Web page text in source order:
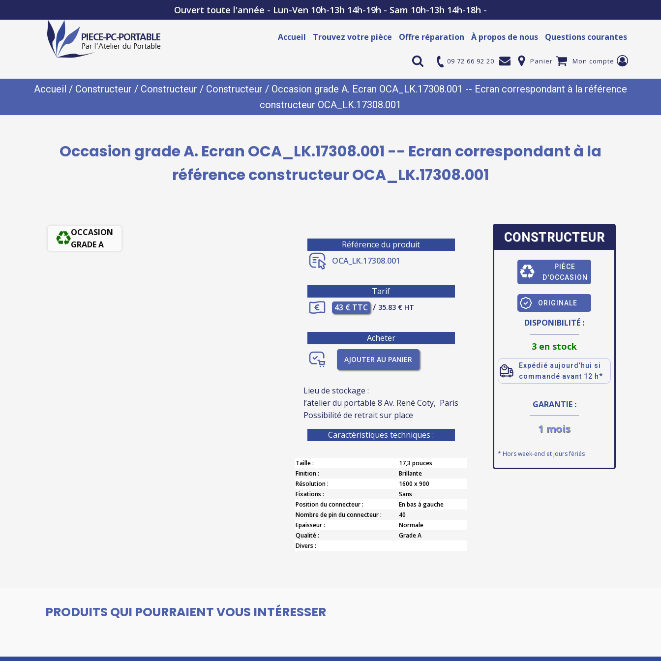
Ouvert toute l'année - Lun-Ven 10h-13h 14h-19h - Sam 10h-13h 14h-18h -
Accueil Trouvez votre pièce Offre réparation À propos de nous Questions courantes
09 72 66 92 20 Panier Mon compte
Accueil / Constructeur / Constructeur / Constructeur / Occasion grade A. Ecran OCA_LK.17308.001 -- Ecran correspondant à la référence
constructeur OCA_LK.17308.001
Occasion grade A. Ecran OCA_LK.17308.001 -- Ecran correspondant à la
référence constructeur OCA_LK.17308.001
OCCASION
GRADE A
Référence du produit
OCA_LK.17308.001
Tarif
43 € TTC / 35.83 € HT
Acheter
AJOUTER AU PANIER
Lieu de stockage :
l’atelier du portable 8 Av. René Coty, Paris
Possibilité de retrait sur place
Caractèristiques techniques :
Taille :
17,3 pouces
Finition :
Brillante
Résolution :
1600 x 900
Fixations :
Sans
Position du connecteur :
En bas à gauche
Nombre de pin du connecteur :
40
Epaisseur :
Normale
Qualité :
Grade A
Divers :
CONSTRUCTEUR
PIÈCE
D'OCCASION
ORIGINALE
DISPONIBILITÉ :
3 en stock
Expédié aujourd’hui si
commandé avant 12 h*
GARANTIE :
1 mois
* Hors week-end et jours fériés
PRODUITS QUI POURRAIENT VOUS INTÉRESSER